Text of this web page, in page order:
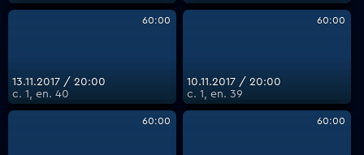
60:00
13.11.2017 / 20:00
с. 1, еп. 40
60:00
10.11.2017 / 20:00
с. 1, еп. 39
60:00 60:00